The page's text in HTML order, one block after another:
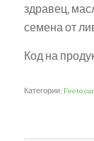
здравец,
семена от
Код на
Категории: Feeto